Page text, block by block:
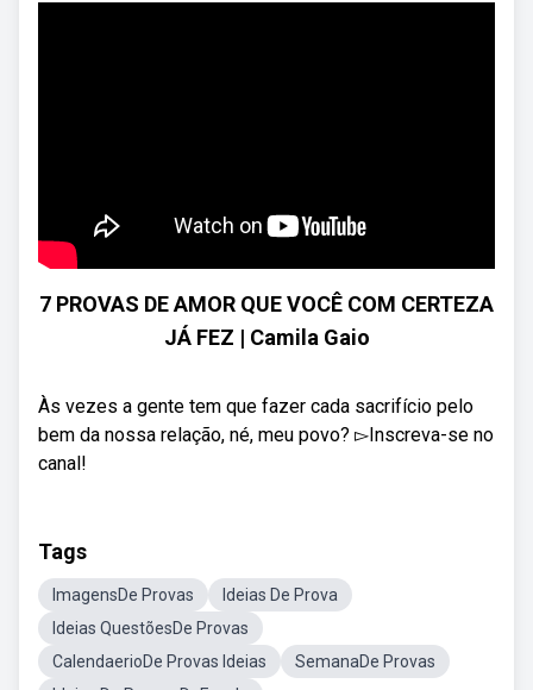
7 PROVAS DE AMOR QUE VOCÊ COM CERTEZA
JÁ FEZ | Camila Gaio
Às vezes a gente tem que fazer cada sacrifício pelo
bem da nossa relação, né, meu povo? ▻Inscreva-se no
canal!
Tags
ImagensDe Provas
Ideias De Prova
Ideias QuestõesDe Provas
CalendaerioDe Provas Ideias
SemanaDe Provas